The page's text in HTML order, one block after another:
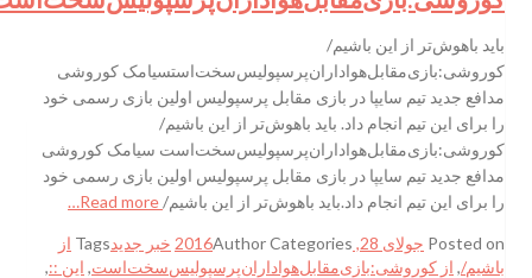
باید باهوش‌تر از این باشیم/
کوروشی:بازی‌مقابل‌هواداران‌پرسپولیس‌سخت‌استسیامک کوروشی
مدافع جدید تیم سایپا در بازی مقابل پرسپولیس اولین بازی رسمی خود
را برای این تیم انجام داد. باید باهوش‌تر از این باشیم/
کوروشی:بازی‌مقابل‌هواداران‌پرسپولیس‌سخت‌است سیامک کوروشی
مدافع جدید تیم سایپا در بازی مقابل پرسپولیس اولین بازی رسمی خود
را برای این تیم انجام داد.باید باهوش‌تر از این باشیم/Read more…
Posted onجولای 28, 2016 AuthorCategories خبر جدیدTagsاز
باشیم/,از کوروشی:بازی‌مقابل‌هواداران‌پرسپولیس‌سخت‌است,این :: ,